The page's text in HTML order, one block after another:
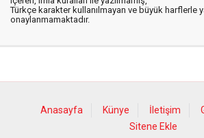
Türkçe karakter kullanılmayan ve büyük harflerle
onaylanmamaktadır.
Anasayfa Künye İletişim
Sitene Ekle